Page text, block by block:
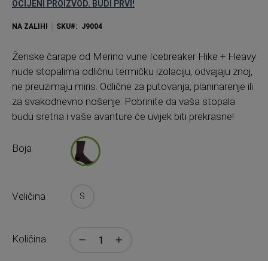
OCIJENI PROIZVOD. BUDI PRVI!
NA ZALIHI SKU J9004
Ženske čarape od Merino vune Icebreaker Hike + Heavy
nude stopalima odličnu termičku izolaciju, odvajaju znoj,
ne preuzimaju miris. Odlične za putovanja, planinarenje ili
za svakodnevno nošenje. Pobrinite da vaša stopala
budu sretna i vaše avanture će uvijek biti prekrasne!
Boja
Veličina S
Količina